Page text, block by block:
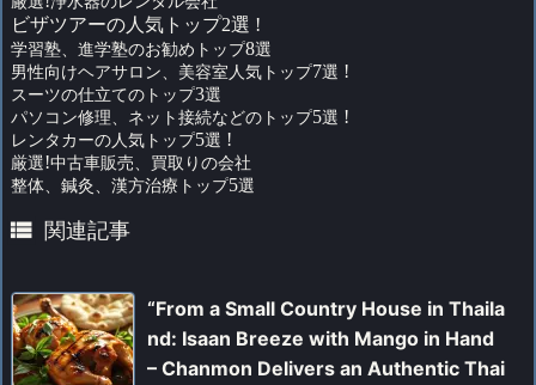
ビザツアーの人気トップ2選 !
学習塾、進学塾のお勧めトップ8選
男性向けヘアサロン、美容室人気トップ7選 !
スーツの仕立てのトップ3選
パソコン修理、ネット接続などのトップ5選 !
レンタカーの人気トップ5選 !
厳選!中古車販売、買取りの会社
整体、鍼灸、漢方治療トップ5選
 関連記事
“From a Small Country House in Thaila
nd: Isaan Breeze with Mango in Hand
– Chanmon Delivers an Authentic Thai